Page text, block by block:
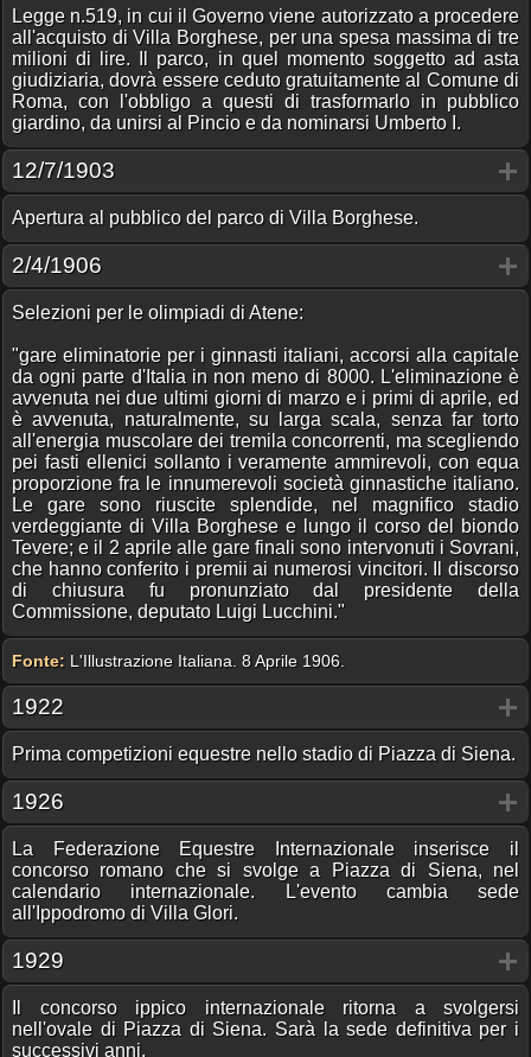
Legge n.519, in cui il Governo viene autorizzato a procedere
all'acquisto di Villa Borghese, per una spesa massima di tre
milioni di lire. Il parco, in quel momento soggetto ad asta
giudiziaria, dovrà essere ceduto gratuitamente al Comune di
Roma, con l'obbligo a questi di trasformarlo in pubblico
giardino, da unirsi al Pincio e da nominarsi Umberto I.
12/7/1903
Apertura al pubblico del parco di Villa Borghese.
2/4/1906
Selezioni per le olimpiadi di Atene:
"gare eliminatorie per i ginnasti italiani, accorsi alla capitale
da ogni parte d'Italia in non meno di 8000. L'eliminazione è
avvenuta nei due ultimi giorni di marzo e i primi di aprile, ed
è avvenuta, naturalmente, su larga scala, senza far torto
all'energia muscolare dei tremila concorrenti, ma scegliendo
pei fasti ellenici sollanto i veramente ammirevoli, con equa
proporzione fra le innumerevoli società ginnastiche italiano.
Le gare sono riuscite splendide, nel magnifico stadio
verdeggiante di Villa Borghese e lungo il corso del biondo
Tevere; e il 2 aprile alle gare finali sono intervonuti i Sovrani,
che hanno conferito i premii ai numerosi vincitori. Il discorso
di chiusura fu pronunziato dal presidente della
Commissione, deputato Luigi Lucchini."
Fonte: L'Illustrazione Italiana. 8 Aprile 1906.
1922
Prima competizioni equestre nello stadio di Piazza di Siena.
1926
La Federazione Equestre Internazionale inserisce il
concorso romano che si svolge a Piazza di Siena, nel
calendario internazionale. L'evento cambia sede
all'Ippodromo di Villa Glori.
1929
Il concorso ippico internazionale ritorna a svolgersi
nell'ovale di Piazza di Siena. Sarà la sede definitiva per i
successivi anni.